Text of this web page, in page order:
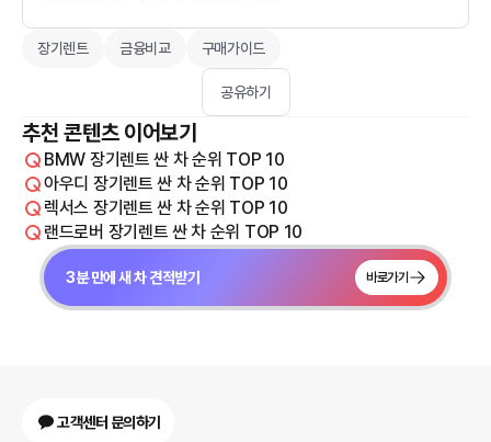
장기렌트 금융비교 구매가이드
공유하기
추천 콘텐츠 이어보기
BMW 장기렌트 싼 차 순위 TOP 10
아우디 장기렌트 싼 차 순위 TOP 10
렉서스 장기렌트 싼 차 순위 TOP 10
랜드로버 장기렌트 싼 차 순위 TOP 10
3분 만에 새 차 견적받기 바로가기
고객센터 문의하기